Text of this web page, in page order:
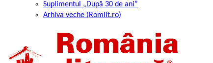
Suplimentul „După 30 de ani”
Arhiva veche (Romlit.ro)